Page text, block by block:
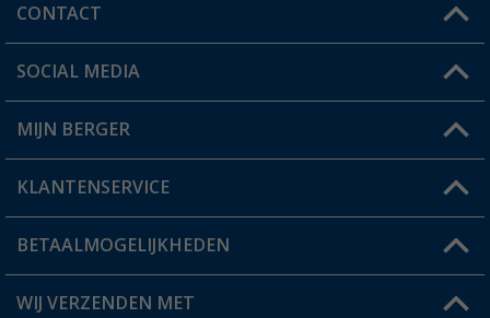
CONTACT
Een vraag?
Winkel vinden
SOCIAL MEDIA
MIJN BERGER
Mijn account
Status bestelling
KLANTENSERVICE
FAQ & Contact
Verzendinformatie
BETAALMOGELIJKHEDEN
WIJ VERZENDEN MET